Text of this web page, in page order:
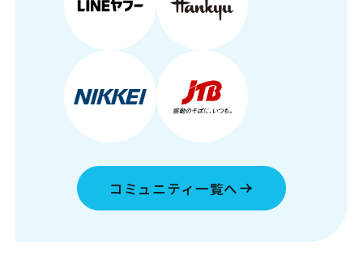
コミュニティ一覧へ